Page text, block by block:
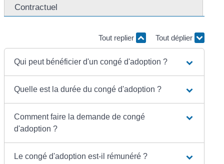
Contractuel
Tout replier Tout déplier
Qui peut bénéficier d'un congé d'adoption ?
Quelle est la durée du congé d'adoption ?
Comment faire la demande de congé
d'adoption ?
Le congé d'adoption est-il rémunéré ?